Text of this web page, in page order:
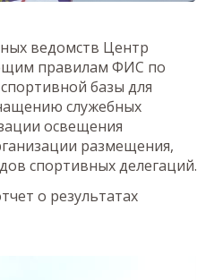
ведомств Центр
правилам ФИС по
базы для
служебных
освещения
размещения,
спортивных делегаций.
о результатах